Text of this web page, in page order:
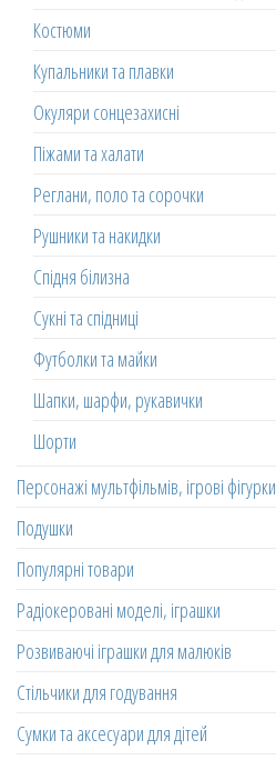
Костюми
Купальники та плавки
Окуляри сонцезахисні
Піжами та халати
Реглани, поло та сорочки
Рушники та накидки
Спідня білизна
Сукні та спідниці
Футболки та майки
Шапки, шарфи, рукавички
Шорти
Персонажі мультфільмів, ігрові фігурки
Подушки
Популярні товари
Радіокеровані моделі, іграшки
Розвиваючі іграшки для малюків
Стільчики для годування
Сумки та аксесуари для дітей